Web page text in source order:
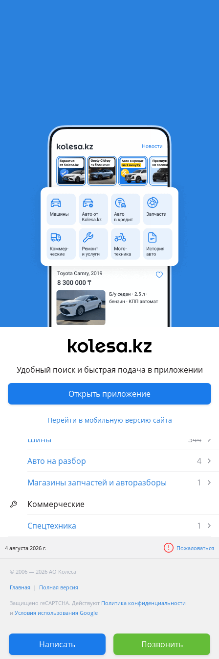
Удобный поиск и быстрая подача в приложении
Открыть приложение
Перейти в мобильную версию сайта
Бампер задний nissan caravan, из Японии
Алматы, Алматинская
область
Б/y
Комментарий продавца
Задний бампер свежедоставлен из Японии
Запчасти
Автозапчасти
Диски
Шины
344
Авто на разбор
4
Магазины запчастей и авторазборы
1
Коммерческие
Спецтехника
1
4 августа 2026 г. Пожаловаться
Написать Позвонить
© 2006 — 2026 АО Колеса
Главная Полная версия
Защищено reCAPTCHA. Действуют Политика конфиденциальности
и Условия использования Google